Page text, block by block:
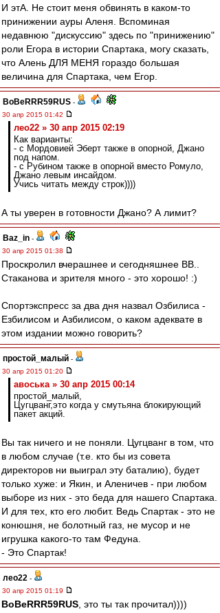
И этА. Не стоит меня обвинять в каком-то
принижении ауры Аленя. Вспоминая
недавнюю "дискуссию" здесь по "принижению"
роли Егора в истории Спартака, могу сказать,
что Алень ДЛЯ МЕНЯ гораздо большая
величина для Спартака, чем Егор.
BoBeRRR59RUS -
30 апр 2015 01:42
лео22 » 30 апр 2015 02:19
Как варианты:
- с Мордовией Эберт также в опорной, Джано
под напом.
- с Рубином также в опорной вместо Ромуло,
Джано левым инсайдом.
Учись читать между строк))))
А ты уверен в готовности Джано? А лимит?
Baz_in -
30 апр 2015 01:38
Проскролил вчерашнее и сегодняшнее ВВ..
Стаканова и зрителя много - это хорошо! :)
Спортэкспресс за два дня назвал Озбилиса -
Езбилисом и Азбилисом, о каком адеквате в
этом издании можно говорить?
простой_малый -
30 апр 2015 01:20
авоська » 30 апр 2015 00:14
простой_малый,
Цугцванг,это когда у смутьяна блокирующий
пакет акций.
Вы так ничего и не поняли. Цугцванг в том, что
в любом случае (т.е. кто бы из совета
директоров ни выиграл эту баталию), будет
только хуже: и Якин, и Аленичев - при любом
выборе из них - это беда для нашего Спартака.
И для тех, кто его любит. Ведь Спартак - это не
конюшня, не болотный газ, не мусор и не
игрушка какого-то там Федуна.
- Это Спартак!
лео22 -
30 апр 2015 01:19
BoBeRRR59RUS , это ты так прочитал))))